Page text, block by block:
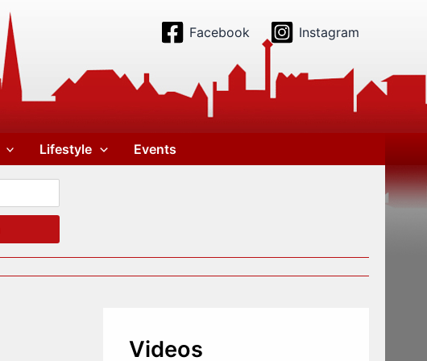
Facebook Instagram
Lifestyle Events
Videos